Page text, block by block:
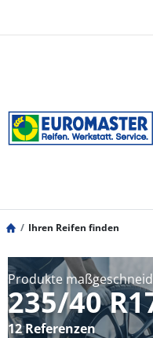
Ihren Reifen finden
Produkte
235/40
12 Referenzen